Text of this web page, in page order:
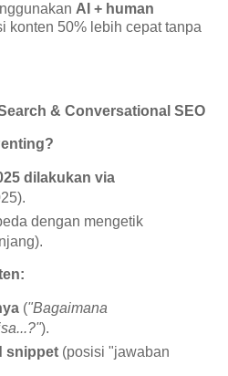
AI + human
konten 50% lebih cepat tanpa
& Conversational SEO
dilakukan via
dengan mengetik
("Bagaimana
).
snippet(posisi "jawaban